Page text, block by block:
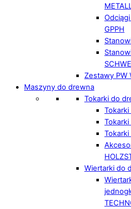
GPPH
Zestawy PW
Maszyny do drewna
Tokarki do
Tokarki
Wiertarki do